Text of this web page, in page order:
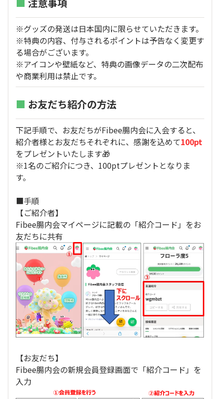
※グッズの発送は日本国内に限らせていただきます。
※特典の内容、付与されるポイントは予告なく変更す
る場合がございます。
※アイコンや壁紙など、特典の画像データの二次配布
や商業利用は禁止です。
■ お友だち紹介の方法
下記手順で、お友だちがFibee腸内会に入会すると、
紹介者様とお友だちそれぞれに、感謝を込めて100pt
をプレゼントいたします🎁
※1名のご紹介につき、100ptプレゼントとなりま
す。
■手順
【ご紹介者】
Fibee腸内会マイページに記載の「紹介コード」をお
友だちに共有
【お友だち】
Fibee腸内会の新規会員登録画面で「紹介コード」を
入力